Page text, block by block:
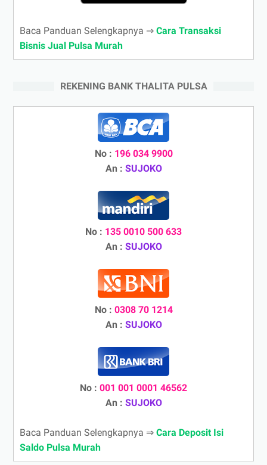
Baca Panduan Selengkapnya ⇒ Cara Transaksi
Bisnis Jual Pulsa Murah
REKENING BANK THALITA PULSA
No : 196 034 9900
An : SUJOKO
No : 135 0010 500 633
An : SUJOKO
No : 0308 70 1214
An : SUJOKO
No : 001 001 0001 46562
An : SUJOKO
Baca Panduan Selengkapnya ⇒ Cara Deposit Isi
Saldo Pulsa Murah